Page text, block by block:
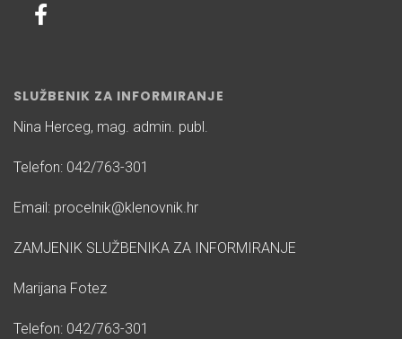
SLUŽBENIK ZA INFORMIRANJE
Nina Herceg, mag. admin. publ.
Telefon: 042/763-301
Email: procelnik@klenovnik.hr
ZAMJENIK SLUŽBENIKA ZA INFORMIRANJE
Marijana Fotez
Telefon: 042/763-301